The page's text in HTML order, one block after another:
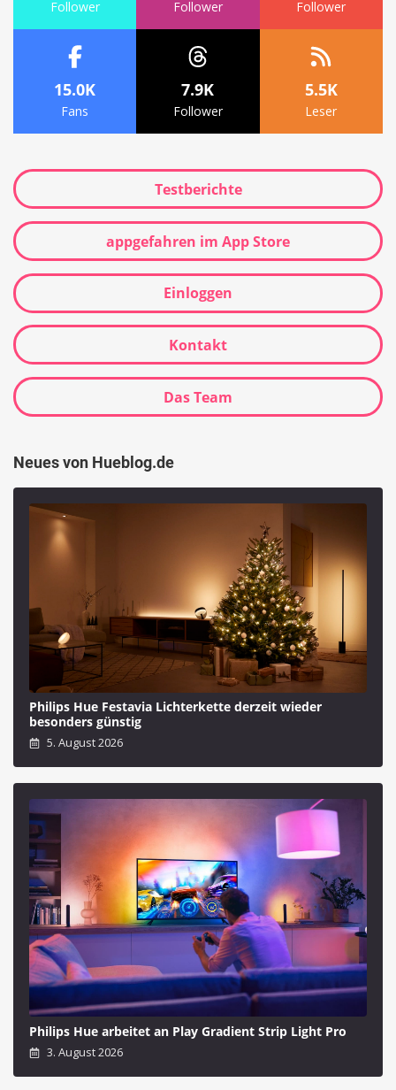
Follower Follower Follower
15.0K
Fans
7.9K
Follower
5.5K
Leser
Testberichte
appgefahren im App Store
Einloggen
Kontakt
Das Team
Neues von Hueblog.de
Philips Hue Festavia Lichterkette derzeit wieder
besonders günstig
5. August 2026
Philips Hue arbeitet an Play Gradient Strip Light Pro
3. August 2026